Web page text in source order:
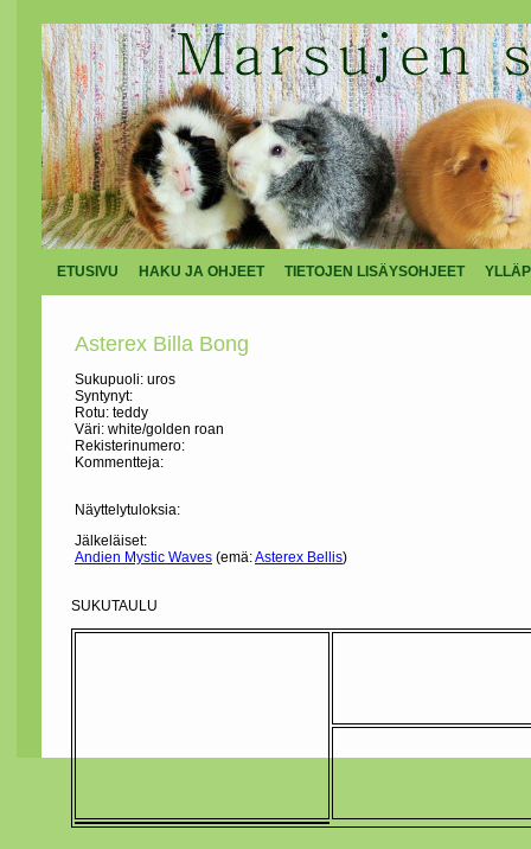
ETUSIVU HAKU JA OHJEET TIETOJEN LISÄYSOHJEET
Asterex Billa Bong
Sukupuoli: uros
Syntynyt:
Rotu: teddy
Väri: white/golden roan
Rekisterinumero:
Kommentteja:
Näyttelytuloksia:
Jälkeläiset:
Andien Mystic Waves (emä:Asterex Bellis)
SUKUTAULU